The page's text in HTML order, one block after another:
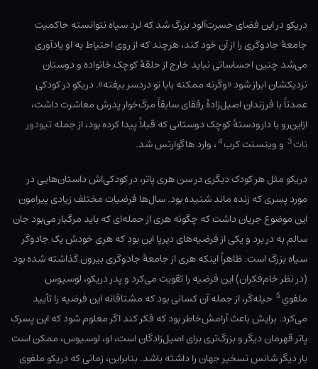
دریکو در این فضای حسرت‌آلود بزرگ شد که لرد سیاه نتوانسته حاکمیت
جامعهٔ جادوگری را از آن خود کند، هرچند که از روی احتیاط به او یادآوری
می‌شد چنین احساساتی نباید خارج از حلقهٔ کوچک خانواده و دوستان
نزدیکشان ابراز شود «وگرنه ممکنه بابا تو دردسر بیفته». دریکو در کودکی
عمدتاً با فرزندان اصیل‌زادهٔ رفقای سابقاً مرگ‌خوار پدرش معاشرت داشت،
ازاین‌رو با دارودستهٔ کوچک دوستانی که قبلاً پیدا کرده بود، از جملهتیودور
نات3و وینسنت کرب4 ، وارد هاگوارتس شد.
دریکو مثل هر کودک دیگری در سن هری پاتر، در کودکی‌اش داستان‌هایی در
مورد پسری که زنده ماند شنیده بود. سال‌ها فرضیات مختلف زیادی پیرامون
این موضوع جریان داشت که چگونه هری از حمله‌ای که باید مرگبار می‌بود جان
سالم به در برد و یکی از فرضیه‌های دیرپا این بود که هری خودش یک جادوگر
سیاه بزرگ است. ظاهراً اینکه هری از جامعهٔ جادوگری بیرون گذاشته شده بود
(در نظر خام‌فکران) این فرضیه را تقویت می‌کرد و پدر دریکو، لوسیوس
ملفویِ 5حیله‌گر، از جمله آن کسانی بود که مشتاقانه این فرضیه را تأیید
می‌کرد. برایش باعث آرامش‌خاطر بود که فکر کند اگر معلوم شود که این پسرک
پاتر قهرمان دیگر و بزرگ‌تری برای اصیل‌زادگان است، او، لوسیوس، ممکن‌ است
بار دیگر شانس تسخیر جهان را داشته باشد. بنابراین، زمانی که دریکو ملفوی